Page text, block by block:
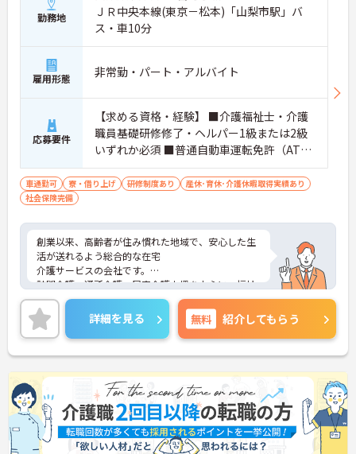
勤務地
ＪＲ中央本線(東京－松本)「山梨市駅」バ
ス・車10分
雇用形態 非常勤・パート・アルバイト
応募要件
【求める資格・経験】 ■介護福祉士・介護
職員基礎研修修了・ヘルパー1級または2級
いずれか必須 ■普通自動車運転免許（AT限
定可）
車通勤可 寮・借り上げ 研修制度あり
産休･育休･介護休暇取得実績あり
社会保険完備
創業以来、高齢者が住み慣れた地域で、安心した生
活が送れるよう総合的な在宅
介護サービスの会社です。
訪問介護、通所介護、居宅介護支援を中心に、福祉
用具、訪問入浴、小規模多機
能型居宅介護等、幅広いサービスを提供することで
利用者様だけでなく、社員も
イキイキと出来る会社を目指し甲府エリアを中心に
現在も成長し続けています。
詳細を見る 無料 紹介してもらう